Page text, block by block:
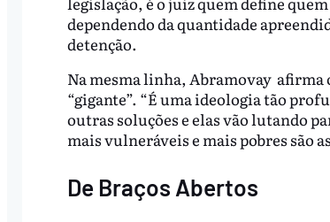
dependendo da quantidade
detenção.
Na mesma linha, Abramovay
“gigante”. “É uma ideologia tão
outras soluções e elas vão lutando
mais vulneráveis e mais pobres são
De Braços Abertos